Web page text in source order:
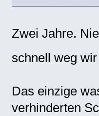
Zwei Jahre.
schnell weg
Das einzige
verhinderten